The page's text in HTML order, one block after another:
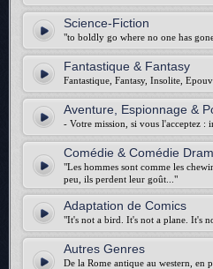
Science-Fiction
"to boldly go where no one has
Fantastique & Fantasy
Fantastique, Fantasy, Insolite,
Aventure, Espionnage &
- Votre mission, si vous l'acceptez :
Comédie & Comédie
"Les hommes sont comme les
peu, ils perdent leur goût..."
Adaptation de Comics
"It's not a bird. It's not a plane. It's
Autres Genres
De la Rome antique au western, en